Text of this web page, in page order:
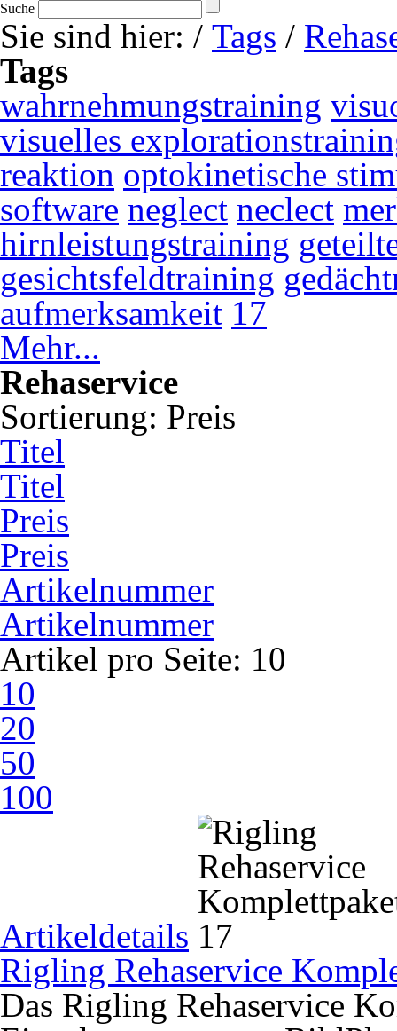
Suche
Sie sind hier: / Tags /
Tags
wahrnehmungstraining
visuelles
reaktion optokinetische
software neglect neclect
hirnleistungstraining
gesichtsfeldtraining
aufmerksamkeit 17
Mehr...
Rehaservice
Sortierung: Preis
Titel
Titel
Preis
Preis
Artikelnummer
Artikelnummer
Artikel pro Seite: 10
10
20
50
100
Artikeldetails
Rigling Rehaservice
Das Rigling Rehaservice